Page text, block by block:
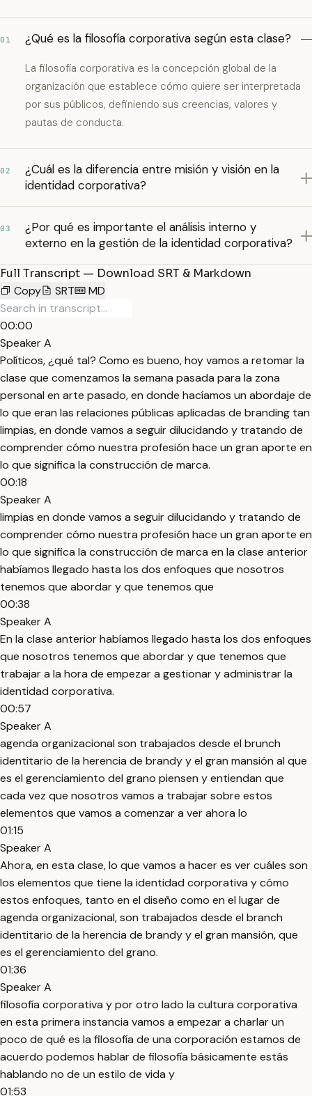
01 ¿Qué es la filosofía corporativa según esta clase?
La filosofía corporativa es la concepción global de la
organización que establece cómo quiere ser interpretada
por sus públicos, definiendo sus creencias, valores y
pautas de conducta.
02
¿Cuál es la diferencia entre misión y visión en la
identidad corporativa?
03
¿Por qué es importante el análisis interno y
externo en la gestión de la identidad corporativa?
Full Transcript — Download SRT & Markdown
Copy
SRT MD
00:00
Speaker A
Políticos, ¿qué tal? Como es bueno, hoy vamos a retomar la
clase que comenzamos la semana pasada para la zona
personal en arte pasado, en donde hacíamos un abordaje de
lo que eran las relaciones públicas aplicadas de branding tan
limpias, en donde vamos a seguir dilucidando y tratando de
comprender cómo nuestra profesión hace un gran aporte en
lo que significa la construcción de marca.
00:18
Speaker A
limpias en donde vamos a seguir dilucidando y tratando de
comprender cómo nuestra profesión hace un gran aporte en
lo que significa la construcción de marca en la clase anterior
habíamos llegado hasta los dos enfoques que nosotros
tenemos que abordar y que tenemos que
00:38
Speaker A
En la clase anterior habíamos llegado hasta los dos enfoques
que nosotros tenemos que abordar y que tenemos que
trabajar a la hora de empezar a gestionar y administrar la
identidad corporativa.
00:57
Speaker A
agenda organizacional son trabajados desde el brunch
identitario de la herencia de brandy y el gran mansión al que
es el gerenciamiento del grano piensen y entiendan que
cada vez que nosotros vamos a trabajar sobre estos
elementos que vamos a comenzar a ver ahora lo
01:15
Speaker A
Ahora, en esta clase, lo que vamos a hacer es ver cuáles son
los elementos que tiene la identidad corporativa y cómo
estos enfoques, tanto en el diseño como en el lugar de
agenda organizacional, son trabajados desde el branch
identitario de la herencia de brandy y el gran mansión, que
es el gerenciamiento del grano.
01:36
Speaker A
filosofía corporativa y por otro lado la cultura corporativa
en esta primera instancia vamos a empezar a charlar un
poco de qué es la filosofía de una corporación estamos de
acuerdo podemos hablar de filosofía básicamente estás
hablando no de un estilo de vida y
01:53